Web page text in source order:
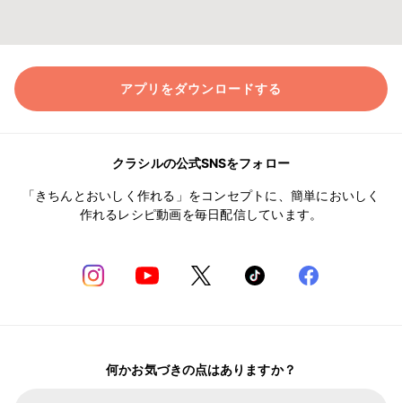
アプリをダウンロードする
クラシルの公式SNSをフォロー
「きちんとおいしく作れる」をコンセプトに、簡単においしく
作れるレシピ動画を毎日配信しています。
何かお気づきの点はありますか？